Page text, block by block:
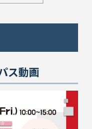
ス動画